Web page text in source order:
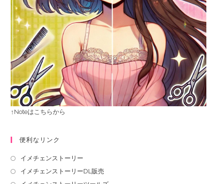
↑Noteはこちらから
便利なリンク
イメチェンストーリー
イメチェンストーリーDL販売